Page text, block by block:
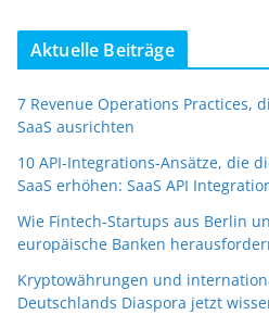
Aktuelle Beiträge
7 Revenue Operations Practices,
SaaS ausrichten
10 API-Integrations-Ansätze, die
SaaS erhöhen: SaaS API
Wie Fintech-Startups aus Berlin
europäische Banken
Kryptowährungen und
Deutschlands Diaspora jetzt